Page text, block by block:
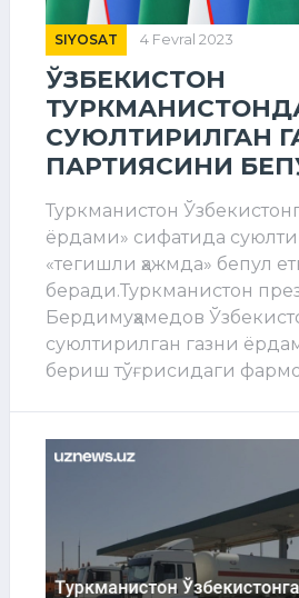
SIYOSAT 4 Fevral 2023
ЎЗБЕКИСТОН
СУЮЛТИРИЛГАН
ПАРТИЯСИНИ
Туркманистон
ёрдами» сифатида
«тегишли ҳажмда» бепул
беради.Туркманистон
Бердимуҳамедов
суюлтирилган газни
бериш тўғрисидаги